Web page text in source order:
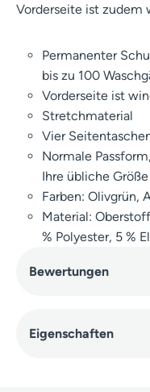
Vorderseite ist zudem
Permanenter
bis zu 100
Vorderseite ist
Stretchmaterial
Vier
Normale
Ihre übliche Größe
Farben: Olivgrün,
Material:
% Polyester, 5 %
Bewertungen
Eigenschaften